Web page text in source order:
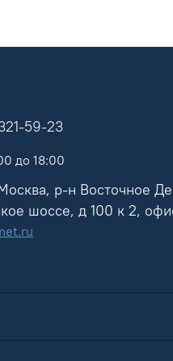
59-23
до 18:00
р-н Восточное
шоссе, д 100 к 2,